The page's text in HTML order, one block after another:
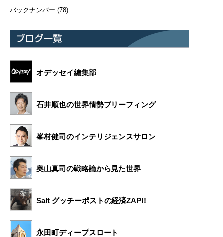
バックナンバー (78)
オデッセイ編集部
石井順也の世界情勢ブリーフィング
峯村健司のインテリジェンスサロン
奥山真司の戦略論から見た世界
Salt グッチーポストの経済ZAP!!
永田町ディープスロート